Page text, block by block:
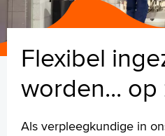
Vrijwilligerswerk
Job alert
Naar
Flexibel
worden... op
Als verpleegkundige in